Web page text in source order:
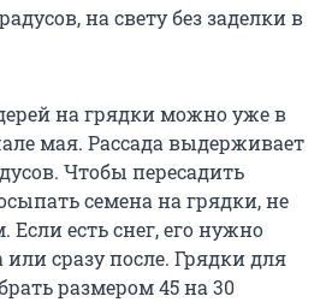
на свету без заделки в
на грядки можно уже в
мая. Рассада выдерживает
Чтобы пересадить
семена на грядки, не
Если есть снег, его нужно
сразу после. Грядки для
размером 45 на 30